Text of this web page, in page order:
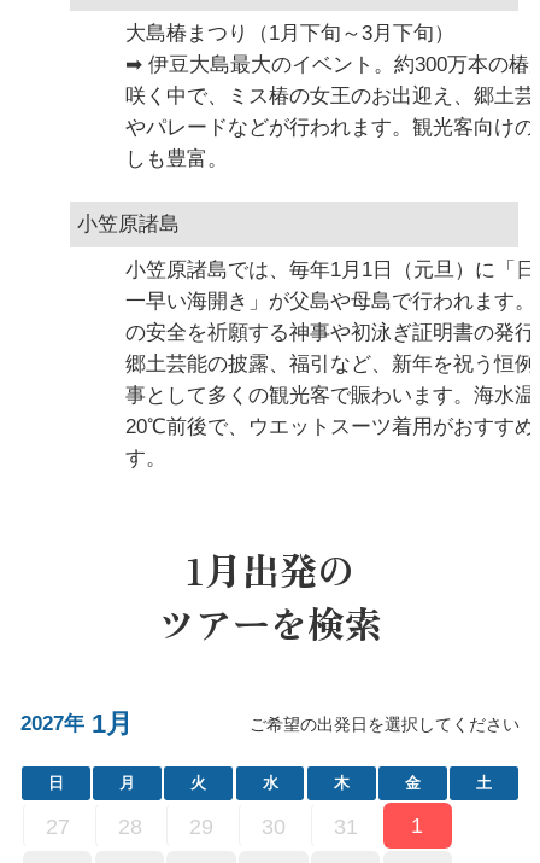
大島椿まつり（1月下旬～3月下旬）
➡ 伊豆大島最大のイベント。約300万本の椿
咲く中で、ミス椿の女王のお出迎え、郷土芸
やパレードなどが行われます。観光客向けの
しも豊富。
小笠原諸島
小笠原諸島では、毎年1月1日（元旦）に「
一早い海開き」が父島や母島で行われます。
の安全を祈願する神事や初泳ぎ証明書の発行
郷土芸能の披露、福引など、新年を祝う恒例
事として多くの観光客で賑わいます。海水温
20℃前後で、ウエットスーツ着用がおすすめ
す。
1月出発の
ツアーを検索
2027年 1月 ご希望の出発日を選択してください
日 月 火 水 木 金 土
27 28 29 30 31 1